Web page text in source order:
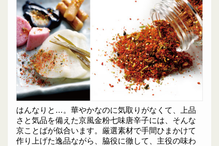
はんなりと…。華やかなのに気取りがなくて、上品
さと気品を備えた京風金粉七味唐辛子には、そんな
京ことばが似合います。厳選素材で手間ひまかけて
作り上げた逸品ながら、脇役に徹して、主役の味わ